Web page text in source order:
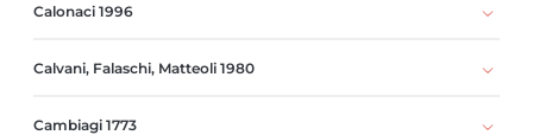
Calonaci 1996
Calvani, Falaschi, Matteoli 1980
Cambiagi 1773